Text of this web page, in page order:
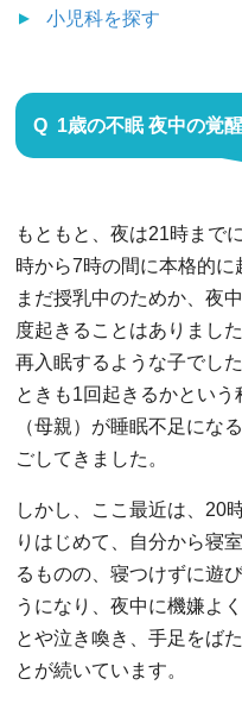
小児科を探す
1歳の不眠 夜中の覚
もともと、夜は21時まで
時から7時の間に本格的に
まだ授乳中のためか、夜
度起きることはありまし
再入眠するような子でし
ときも1回起きるかという
（母親）が睡眠不足にな
ごしてきました。
しかし、ここ最近は、20
りはじめて、自分から寝
るものの、寝つけずに遊
うになり、夜中に機嫌よ
とや泣き喚き、手足をば
とが続いています。